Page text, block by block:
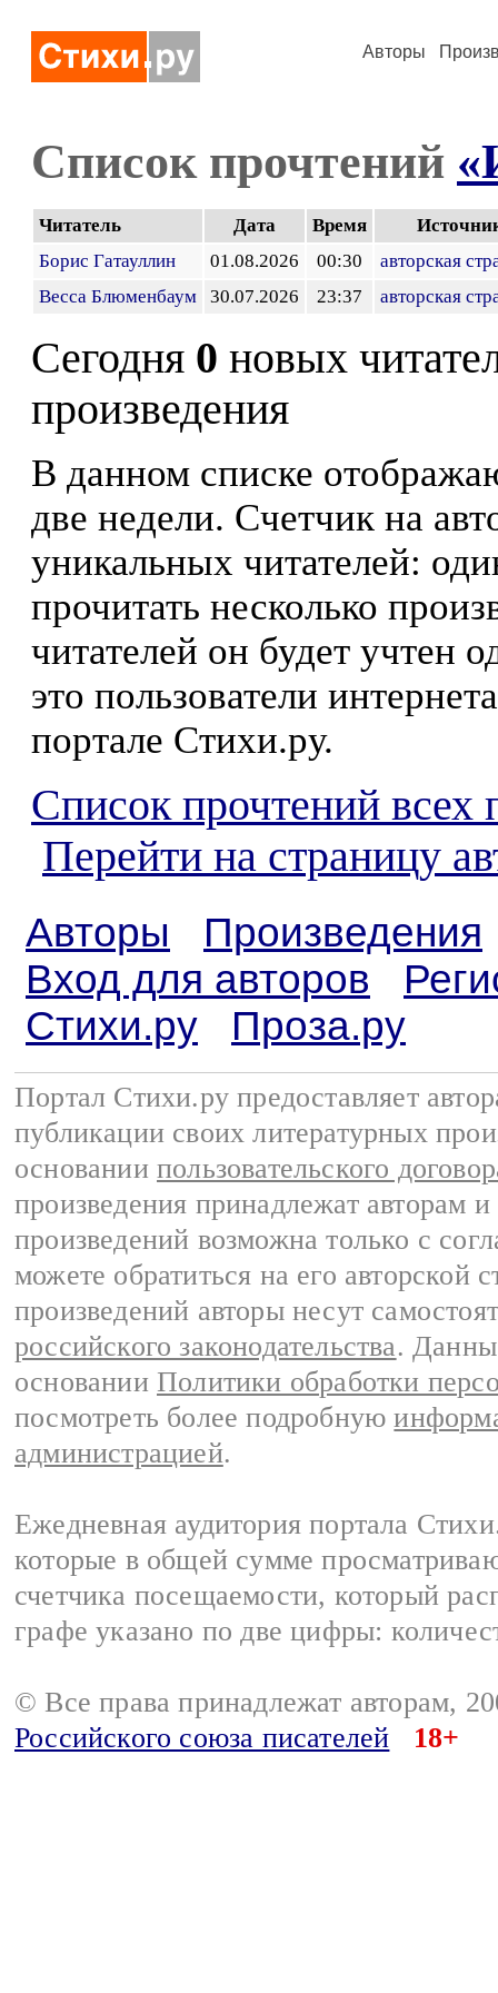
Авторы
Список прочтений
Читатель Дата Время
Борис Гатауллин
01.08.2026 00:30
авторская
Весса Блюменбаум
30.07.2026 23:37 авторская
Сегодня 0 новых
произведения
В данном списке
две недели. Счетчик на
уникальных читателей:
прочитать несколько
читателей он будет учтен
это пользователи
портале Стихи.ру.
Список прочтений всех
Перейти на страницу
Авторы
Произведения
Вход для авторов
Стихи.ру
Проза.ру
Портал Стихи.ру предоставляет
публикации своих литературных
основании пользовательского
произведения принадлежат авторам
произведений возможна только с
можете обратиться на его авторской
произведений авторы несут
российского законодательства.
основании Политики обработки
посмотреть более подробную
администрацией.
Ежедневная аудитория портала
которые в общей сумме
счетчика посещаемости, который
графе указано по две цифры:
© Все права принадлежат авторам,
Российского союза писателей
18+